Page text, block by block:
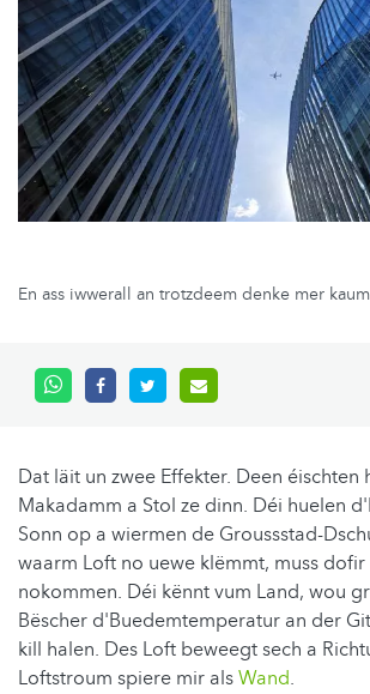
En ass iwwerall an trotzdeem denke mer
Dat läit un zwee Effekter. Deen éischten
Makadamm a Stol ze dinn. Déi huelen
Sonn op a wiermen de Groussstad-
waarm Loft no uewe klëmmt, muss
nokommen. Déi kënnt vum Land, wou
Bëscher d'Buedemtemperatur an der
kill halen. Des Loft beweegt sech a
Loftstroum spiere mir alsWand.